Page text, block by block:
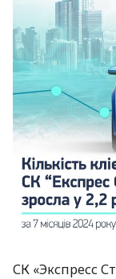
СК «Экспресс